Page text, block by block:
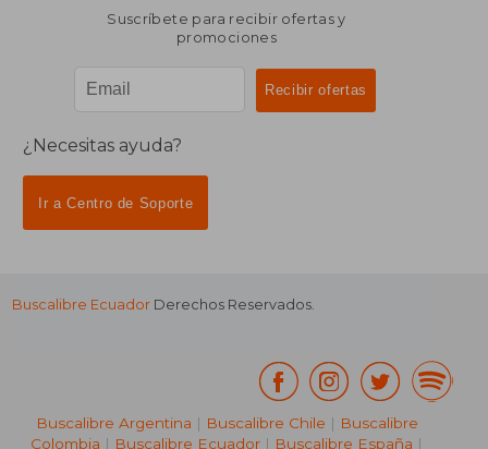
Suscríbete para recibir ofertas y
promociones
¿Necesitas ayuda?
Ir a Centro de Soporte
Buscalibre Ecuador Derechos Reservados.
Buscalibre Argentina | Buscalibre Chile | Buscalibre
Colombia | Buscalibre Ecuador | Buscalibre España |